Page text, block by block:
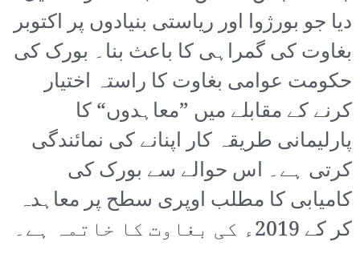
دیا جو بورژوا اور ریاستی بنیادوں پر اکتوبر
بغاوت کی گمراہی کا باعث بنا۔ بورک کی
حکومت عوامی بغاوت کا راستہ اختیار
کرنے کے مقابلے میں ”معاہدوں“ کا
پارلیمانی طریقہ کار اپنانے کی نمائندگی
کرتی ہے۔ اس حوالے سے بورک کی
کامیابی کا مطلب اوپری سطح پر معاہدہ
کر کے 2019ء کی بغاوت کا خاتمہ ہے۔